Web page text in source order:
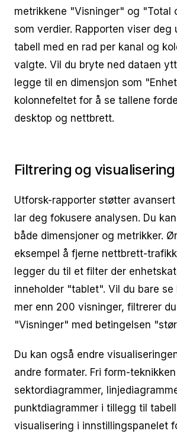
metrikkene "Visninger" og "Total
som verdier. Rapporten viser deg
tabell med en rad per kanal og
valgte. Vil du bryte ned dataen
legge til en dimensjon som
kolonnefeltet for å se tallene
desktop og nettbrett.
Filtrering og visualisering
Utforsk-rapporter støtter
lar deg fokusere analysen. Du
både dimensjoner og metrikker.
eksempel å fjerne nettbrett-
legger du til et filter der
inneholder "tablet". Vil du bare se
mer enn 200 visninger, filtrerer
"Visninger" med betingelsen
Du kan også endre
andre formater. Fri form-
sektordiagrammer,
punktdiagrammer i tillegg til
visualisering i innstillingspanelet